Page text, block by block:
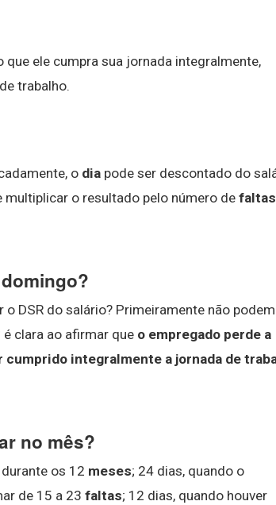
que ele cumpra sua jornada integralmente,
trabalho.
o dia pode ser descontado do
o resultado pelo número de faltas
DSR do salário? Primeiramente não
clara ao afirmar que o empregado perde a
cumprido integralmente a jornada de
no mês?
os 12 meses; 24 dias, quando o
de 15 a 23 faltas; 12 dias, quando houver